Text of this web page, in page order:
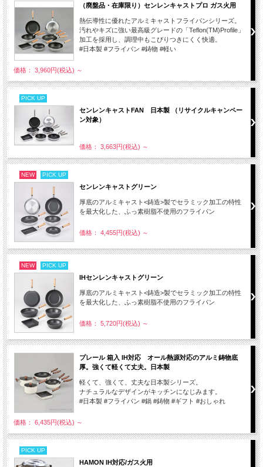
（廃盤品・在庫限り）センレンキャストプロ ガス火用
熱伝導性に優れたアルミキャストフライパンシリーズ。
汚れやキズに強い最高級グレードの「Teflon(TM)Profile」
加工を採用し、調理中もこびりつきにくく快適。
#日本製 #フライパン #鋳物 #軽い
価格： 3,960円(税込) ～
PICK UP
センレンキャストFAN 日本製 （リサイクルキャンペー
ン対象）
価格： 3,663円(税込) ～
NEW PICK UP
センレンキャストグリーン
厚底のアルミキャスト<鋳造>製でセラミック加工の特性
を最大化した、ふっ素樹脂不使用のフライパン
価格： 4,455円(税込) ～
NEW PICK UP
IHセンレンキャストグリーン
厚底のアルミキャスト<鋳造>製でセラミック加工の特性
を最大化した、ふっ素樹脂不使用のフライパン
価格： 5,720円(税込) ～
プレール 箱入 IH対応 オール熱源対応のアルミ鋳物底
厚。強くて軽くて丈夫。日本製
軽くて、強くて、丈夫な日本製シリーズ。
ナチュラルなデザインがキッチンになじみます。
#日本製 #フライパン #鍋 #鋳物 #ギフト #おしゃれ
価格： 6,435円(税込) ～
PICK UP
HAMON IH対応/ガス火用